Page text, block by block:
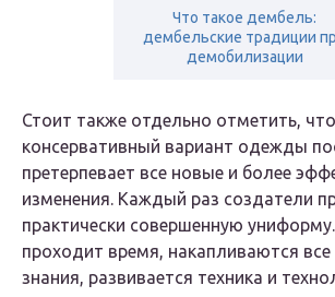
Что такое дембель:
дембельские традиции
демобилизации
Стоит также отдельно отметить,
консервативный вариант одежды
претерпевает все новые и более
изменения. Каждый раз создатели
практически совершенную
проходит время, накапливаются
знания, развивается техника и